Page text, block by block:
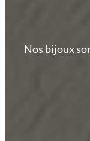
Nos bijoux